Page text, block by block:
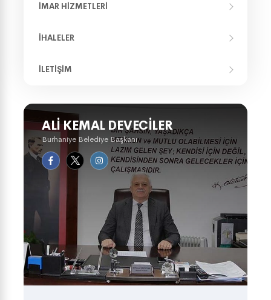
İMAR HIZMETLERI
İHALELER
İLETIŞIM
ALI KEMAL DEVECILER
Burhaniye Belediye Başkanı